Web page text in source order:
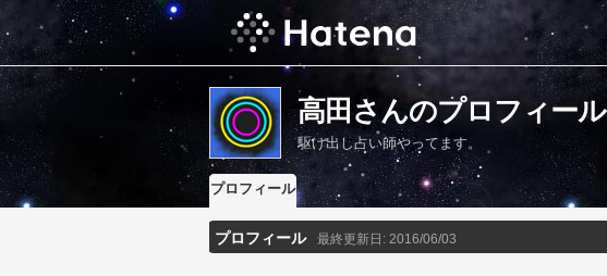
高田さんのプロフィール
駆け出し占い師やってます。
プロフィール
プロフィール 最終更新日: 2016/06/03